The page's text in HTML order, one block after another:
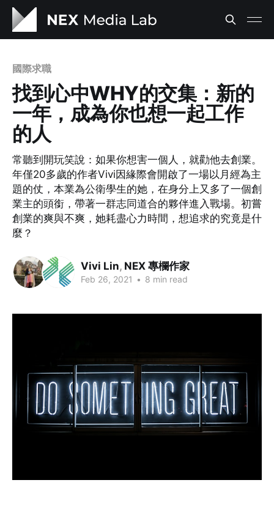
國際求職
找到心中WHY的交集：新的
一年，成為你也想一起工作
的人
常聽到開玩笑說：如果你想害一個人，就勸他去創業。
年僅20多歲的作者Vivi因緣際會開啟了一場以月經為主
題的仗，本業為公衛學生的她，在身分上又多了一個創
業主的頭銜，帶著一群志同道合的夥伴進入戰場。初嘗
創業的爽與不爽，她耗盡心力時間，想追求的究竟是什
麼？
Vivi Lin, NEX 專欄作家
Feb 26, 2021 • 8 min read